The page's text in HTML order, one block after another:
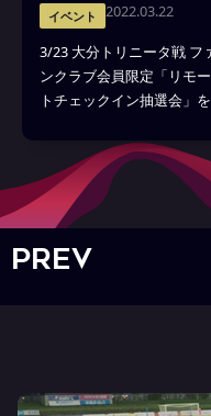
イベント 2022.03.22
3/23 大分トリニータ戦 ファ
ンクラブ会員限定「リモー
トチェックイン抽選会」を
PREV